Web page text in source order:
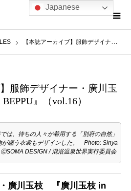
【本誌アーカイブ】服飾デザイナー・廣川玉枝 『廣川玉枝 in BEPPU』（vol.16）
服飾デザイナー・廣川玉
』（vol.16）
は、待ちの人々が着用する「別府の自然」
が纏う衣裳もデザインした。 Photo: Sinya
DESIGN / 混浴温泉世界実行委員会
廣川玉枝 『廣川玉枝 in
Japanese